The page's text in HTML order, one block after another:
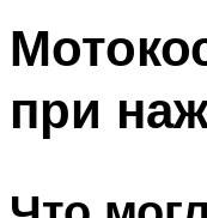
при